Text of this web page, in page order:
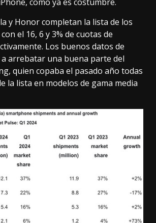
y Honor completan la lista de los
el 16, 6 y 3% de cuotas de
Los buenos datos de
a arrebatar una buena parte del
quien copaba el pasado año todas
la lista en modelos de gama media